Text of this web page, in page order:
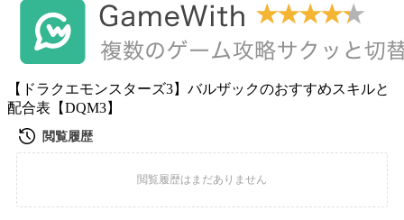
【ドラクエモンスターズ3】バルザックのおすすめスキルと
配合表【DQM3】